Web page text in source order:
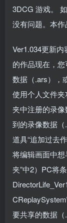
3DCG 游戏。
没有问题。本作
Ver1.034更新
的作品现在，
数据（.ars），
使用个人文件夹
夹中注册的录
到的录像数据
道具“追加过去
将编辑画面中
夹”中2）PC将
要共享的数据